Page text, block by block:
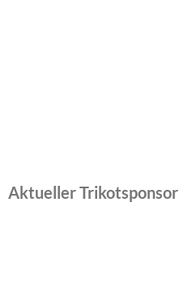
Aktueller Trikotsponsor